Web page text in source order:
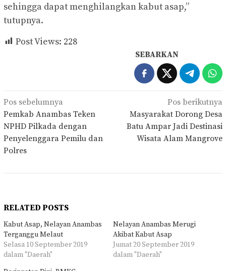
sehingga dapat menghilangkan kabut asap,”
tutupnya.
Post Views: 228
SEBARKAN
Navigasi
pos
Pos sebelumnya
Pemkab Anambas Teken
NPHD Pilkada dengan
Penyelenggara Pemilu dan
Polres
Pos berikutnya
Masyarakat Dorong Desa
Batu Ampar Jadi Destinasi
Wisata Alam Mangrove
RELATED POSTS
Kabut Asap, Nelayan Anambas
Terganggu Melaut
Selasa 10 September 2019
dalam "Daerah"
Nelayan Anambas Merugi
Akibat Kabut Asap
Jumat 20 September 2019
dalam "Daerah"